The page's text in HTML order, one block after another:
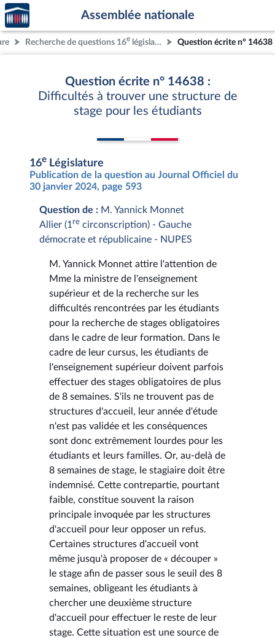
Aller au contenu
Aller en bas de la page
Accèder
à la
page
d'accueil
Assemblée nationale
Recherche de questions 16e législature Question écrite n° 14638
Question écrite n° 14638 :
Difficultés à trouver une structure de
stage pour les étudiants
16e Législature
Publication de la question au Journal Officiel du
30 janvier 2024, page 593
Question de : M. Yannick Monnet
Allier (1 re circonscription) - Gauche
démocrate et républicaine - NUPES
M. Yannick Monnet attire l'attention de
Mme la ministre de l'enseignement
supérieur et de la recherche sur les
difficultés rencontrées par les étudiants
pour la recherche de stages obligatoires
dans le cadre de leur formation. Dans le
cadre de leur cursus, les étudiants de
l'enseignement supérieur doivent parfois
effectuer des stages obligatoires de plus
de 8 semaines. S'ils ne trouvent pas de
structures d'accueil, leur année d'étude
n'est pas validée et les conséquences
sont donc extrêmement lourdes pour les
étudiants et leurs familles. Or, au-delà de
8 semaines de stage, le stagiaire doit être
indemnisé. Cette contrepartie, pourtant
faible, constitue souvent la raison
principale invoquée par les structures
d'accueil pour leur opposer un refus.
Certaines structures d'accueil vont
même jusqu'à proposer de « découper »
le stage afin de passer sous le seuil des 8
semaines, obligeant les étudiants à
chercher une deuxième structure
d'accueil pour effectuer le reste de leur
stage. Cette situation est une source de